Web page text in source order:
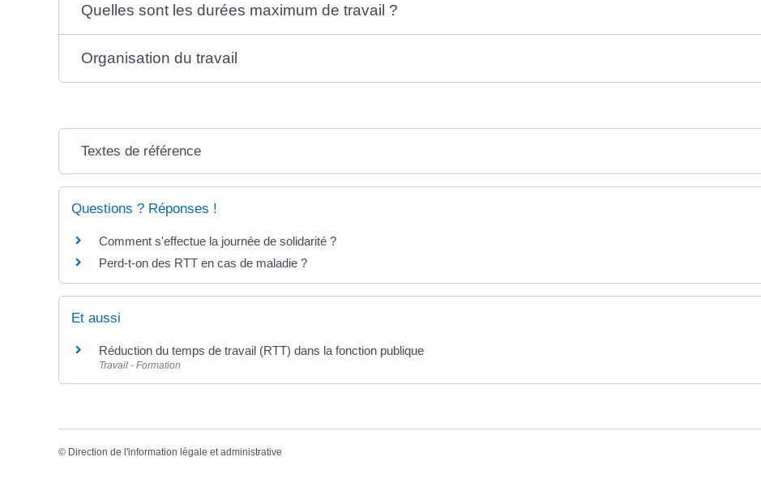
Quelles sont les durées maximum de travail ?
Organisation du travail
Textes de référence
Questions ? Réponses !
Comment s'effectue la journée de solidarité ?
Perd-t-on des RTT en cas de maladie ?
Et aussi
Réduction du temps de travail (RTT) dans la fonction publique
Travail - Formation
© Direction de l'information légale et administrative